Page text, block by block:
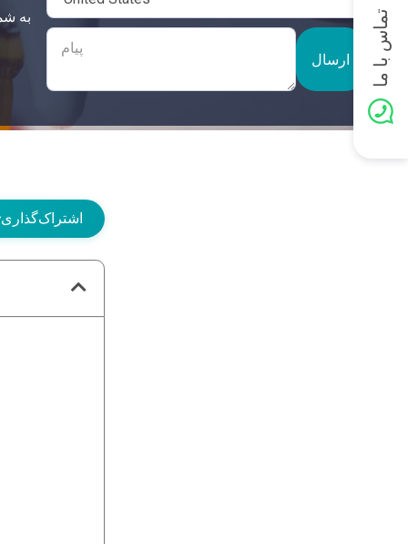
ارسال
اشتراک‌گذاری
تماس با ما